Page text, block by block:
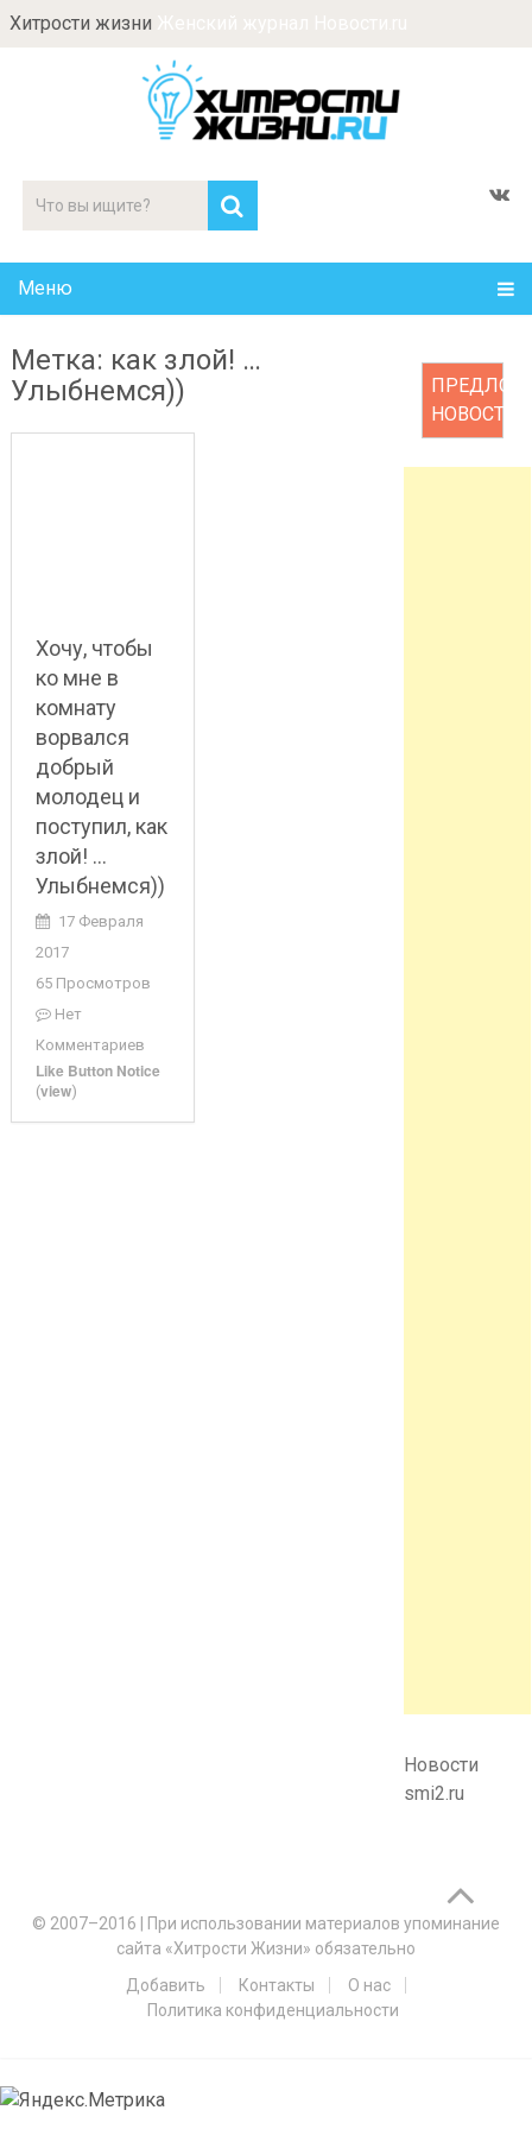
Хитрости жизни
Меню
НОВОСТЬ
Новости
smi2.ru
Метка: как злой! …
Улыбнемся))
Хочу, чтобы
ко мне в
комнату
ворвался
добрый
молодец и
поступил, как
злой! …
Улыбнемся))
17 Февраля
2017
65 Просмотров
Нет
Комментариев
Like Button Notice
(view)
© 2007–2016
При использовании материалов упоминание
сайта «Хитрости Жизни» обязательно
Добавить
Контакты
О нас
Политика конфиденциальности